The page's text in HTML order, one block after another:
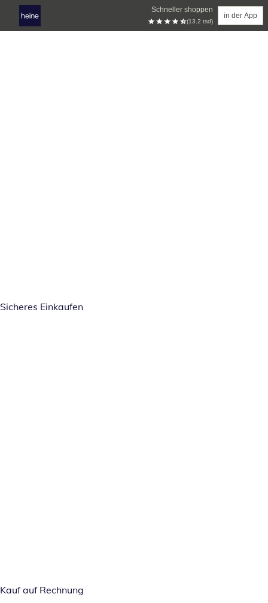
Schneller shoppen
(13.2 tsd)
in der App
Sicheres Einkaufen
Kauf auf Rechnung